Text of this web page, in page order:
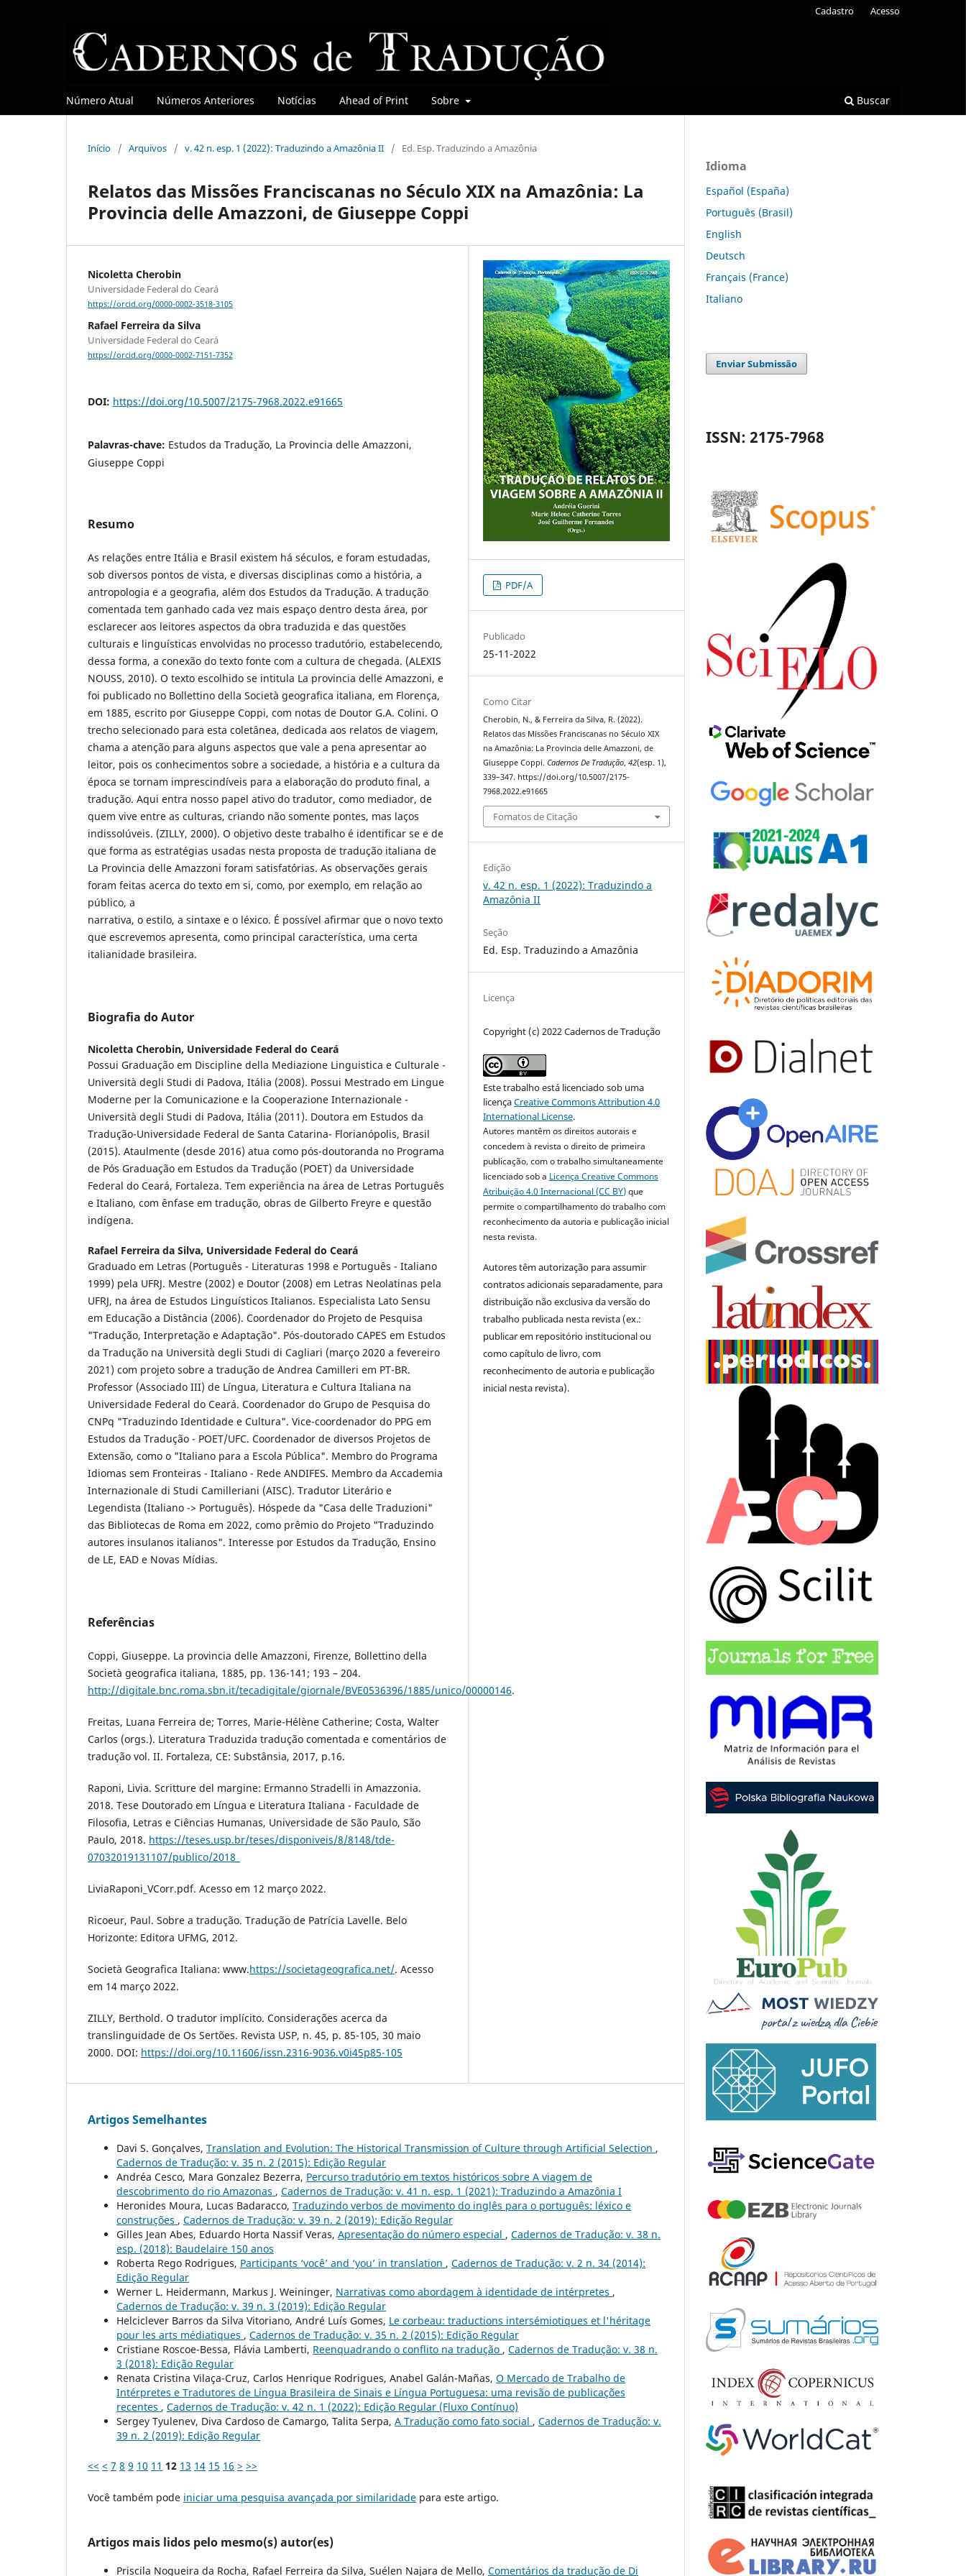
Número Atual Números Anteriores Notícias Ahead of Print Sobre Buscar
Cadastro Acesso
Início / Arquivos / v. 42 n. esp. 1 (2022): Traduzindo a Amazônia II / Ed. Esp. Traduzindo a Amazônia
Relatos das Missões Franciscanas no Século XIX na Amazônia: La
Provincia delle Amazzoni, de Giuseppe Coppi
Nicoletta Cherobin
Universidade Federal do Ceará
https://orcid.org/0000-0002-3518-3105
Rafael Ferreira da Silva
Universidade Federal do Ceará
https://orcid.org/0000-0002-7151-7352
DOI: https://doi.org/10.5007/2175-7968.2022.e91665
Palavras-chave: Estudos da Tradução, La Provincia delle Amazzoni,
Giuseppe Coppi
Resumo
As relações entre Itália e Brasil existem há séculos, e foram estudadas,
sob diversos pontos de vista, e diversas disciplinas como a história, a
antropologia e a geografia, além dos Estudos da Tradução. A tradução
comentada tem ganhado cada vez mais espaço dentro desta área, por
esclarecer aos leitores aspectos da obra traduzida e das questões
culturais e linguísticas envolvidas no processo tradutório, estabelecendo,
dessa forma, a conexão do texto fonte com a cultura de chegada. (ALEXIS
NOUSS, 2010). O texto escolhido se intitula La provincia delle Amazzoni, e
foi publicado no Bollettino della Società geografica italiana, em Florença,
em 1885, escrito por Giuseppe Coppi, com notas de Doutor G.A. Colini. O
trecho selecionado para esta coletânea, dedicada aos relatos de viagem,
chama a atenção para alguns aspectos que vale a pena apresentar ao
leitor, pois os conhecimentos sobre a sociedade, a história e a cultura da
época se tornam imprescindíveis para a elaboração do produto final, a
tradução. Aqui entra nosso papel ativo do tradutor, como mediador, de
quem vive entre as culturas, criando não somente pontes, mas laços
indissolúveis. (ZILLY, 2000). O objetivo deste trabalho é identificar se e de
que forma as estratégias usadas nesta proposta de tradução italiana de
La Provincia delle Amazzoni foram satisfatórias. As observações gerais
foram feitas acerca do texto em si, como, por exemplo, em relação ao
público, a
narrativa, o estilo, a sintaxe e o léxico. É possível afirmar que o novo texto
que escrevemos apresenta, como principal característica, uma certa
italianidade brasileira.
Biografia do Autor
Nicoletta Cherobin, Universidade Federal do Ceará
Possui Graduação em Discipline della Mediazione Linguistica e Culturale -
Università degli Studi di Padova, Itália (2008). Possui Mestrado em Lingue
Moderne per la Comunicazione e la Cooperazione Internazionale -
Università degli Studi di Padova, Itália (2011). Doutora em Estudos da
Tradução-Universidade Federal de Santa Catarina- Florianópolis, Brasil
(2015). Ataulmente (desde 2016) atua como pós-doutoranda no Programa
de Pós Graduação em Estudos da Tradução (POET) da Universidade
Federal do Ceará, Fortaleza. Tem experiência na área de Letras Português
e Italiano, com ênfase em tradução, obras de Gilberto Freyre e questão
indígena.
Rafael Ferreira da Silva, Universidade Federal do Ceará
Graduado em Letras (Português - Literaturas 1998 e Português - Italiano
1999) pela UFRJ. Mestre (2002) e Doutor (2008) em Letras Neolatinas pela
UFRJ, na área de Estudos Linguísticos Italianos. Especialista Lato Sensu
em Educação a Distância (2006). Coordenador do Projeto de Pesquisa
"Tradução, Interpretação e Adaptação". Pós-doutorado CAPES em Estudos
da Tradução na Università degli Studi di Cagliari (março 2020 a fevereiro
2021) com projeto sobre a tradução de Andrea Camilleri em PT-BR.
Professor (Associado III) de Língua, Literatura e Cultura Italiana na
Universidade Federal do Ceará. Coordenador do Grupo de Pesquisa do
CNPq "Traduzindo Identidade e Cultura". Vice-coordenador do PPG em
Estudos da Tradução - POET/UFC. Coordenador de diversos Projetos de
Extensão, como o "Italiano para a Escola Pública". Membro do Programa
Idiomas sem Fronteiras - Italiano - Rede ANDIFES. Membro da Accademia
Internazionale di Studi Camilleriani (AISC). Tradutor Literário e
Legendista (Italiano -> Português). Hóspede da "Casa delle Traduzioni"
das Bibliotecas de Roma em 2022, como prêmio do Projeto "Traduzindo
autores insulanos italianos". Interesse por Estudos da Tradução, Ensino
de LE, EAD e Novas Mídias.
Referências
Coppi, Giuseppe. La provincia delle Amazzoni, Firenze, Bollettino della
Società geografica italiana, 1885, pp. 136-141; 193 – 204.
http://digitale.bnc.roma.sbn.it/tecadigitale/giornale/BVE0536396/1885/unico/00000146.
Freitas, Luana Ferreira de; Torres, Marie-Hélène Catherine; Costa, Walter
Carlos (orgs.). Literatura Traduzida tradução comentada e comentários de
tradução vol. II. Fortaleza, CE: Substânsia, 2017, p.16.
Raponi, Livia. Scritture del margine: Ermanno Stradelli in Amazzonia.
2018. Tese Doutorado em Língua e Literatura Italiana - Faculdade de
Filosofia, Letras e Ciências Humanas, Universidade de São Paulo, São
Paulo, 2018. https://teses.usp.br/teses/disponiveis/8/8148/tde-
07032019131107/publico/2018_
LiviaRaponi_VCorr.pdf. Acesso em 12 março 2022.
Ricoeur, Paul. Sobre a tradução. Tradução de Patrícia Lavelle. Belo
Horizonte: Editora UFMG, 2012.
Società Geografica Italiana: www.https://societageografica.net/. Acesso
em 14 março 2022.
ZILLY, Berthold. O tradutor implícito. Considerações acerca da
translinguidade de Os Sertões. Revista USP, n. 45, p. 85-105, 30 maio
2000. DOI: https://doi.org/10.11606/issn.2316-9036.v0i45p85-105
PDF/A
Publicado
25-11-2022
Como Citar
Cherobin, N., & Ferreira da Silva, R. (2022).
Relatos das Missões Franciscanas no Século XIX
na Amazônia: La Provincia delle Amazzoni, de
Giuseppe Coppi.Cadernos De Tradução,42(esp. 1),
339–347. https://doi.org/10.5007/2175-
7968.2022.e91665
Fomatos de Citação
Edição
v. 42 n. esp. 1 (2022): Traduzindo a
Amazônia II
Seção
Ed. Esp. Traduzindo a Amazônia
Licença
Copyright (c) 2022 Cadernos de Tradução
Este trabalho está licenciado sob uma
licençaCreative Commons Attribution 4.0
International License.
Autores mantêm os direitos autorais e
concedem à revista o direito de primeira
publicação, com o trabalho simultaneamente
licenciado sob a Licença Creative Commons
Atribuição 4.0 Internacional (CC BY)que
permite o compartilhamento do trabalho com
reconhecimento da autoria e publicação inicial
nesta revista.
Autores têm autorização para assumir
contratos adicionais separadamente, para
distribuição não exclusiva da versão do
trabalho publicada nesta revista (ex.:
publicar em repositório institucional ou
como capítulo de livro, com
reconhecimento de autoria e publicação
inicial nesta revista).
Artigos Semelhantes
Davi S. Gonçalves, Translation and Evolution: The Historical Transmission of Culture through Artificial Selection ,
Cadernos de Tradução: v. 35 n. 2 (2015): Edição Regular
Andréa Cesco, Mara Gonzalez Bezerra, Percurso tradutório em textos históricos sobre A viagem de
descobrimento do rio Amazonas , Cadernos de Tradução: v. 41 n. esp. 1 (2021): Traduzindo a Amazônia I
Heronides Moura, Lucas Badaracco, Traduzindo verbos de movimento do inglês para o português: léxico e
construções , Cadernos de Tradução: v. 39 n. 2 (2019): Edição Regular
Gilles Jean Abes, Eduardo Horta Nassif Veras, Apresentação do número especial , Cadernos de Tradução: v. 38 n.
esp. (2018): Baudelaire 150 anos
Roberta Rego Rodrigues, Participants ‘você’ and ‘you’ in translation , Cadernos de Tradução: v. 2 n. 34 (2014):
Edição Regular
Werner L. Heidermann, Markus J. Weininger, Narrativas como abordagem à identidade de intérpretes ,
Cadernos de Tradução: v. 39 n. 3 (2019): Edição Regular
Helciclever Barros da Silva Vitoriano, André Luís Gomes, Le corbeau: traductions intersémiotiques et l'héritage
pour les arts médiatiques , Cadernos de Tradução: v. 35 n. 2 (2015): Edição Regular
Cristiane Roscoe-Bessa, Flávia Lamberti, Reenquadrando o conflito na tradução , Cadernos de Tradução: v. 38 n.
3 (2018): Edição Regular
Renata Cristina Vilaça-Cruz, Carlos Henrique Rodrigues, Anabel Galán-Mañas, O Mercado de Trabalho de
Intérpretes e Tradutores de Língua Brasileira de Sinais e Língua Portuguesa: uma revisão de publicações
recentes , Cadernos de Tradução: v. 42 n. 1 (2022): Edição Regular (Fluxo Contínuo)
Sergey Tyulenev, Diva Cardoso de Camargo, Talita Serpa, A Tradução como fato social , Cadernos de Tradução: v.
39 n. 2 (2019): Edição Regular
<< < 7 8 9 10 11 12 13 14 15 16 > >>
Você também pode iniciar uma pesquisa avançada por similaridade para este artigo.
Artigos mais lidos pelo mesmo(s) autor(es)
Priscila Nogueira da Rocha, Rafael Ferreira da Silva, Suélen Najara de Mello, Comentários da tradução de Di
Idioma
Español (España)
Português (Brasil)
English
Deutsch
Français (France)
Italiano
Enviar Submissão
ISSN: 2175-7968